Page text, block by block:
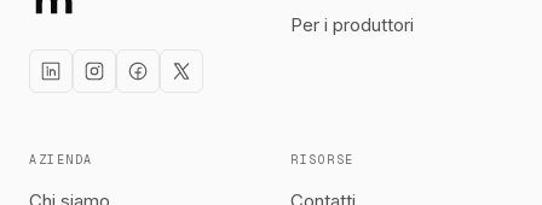
Per i produttori
AZIENDA RISORSE